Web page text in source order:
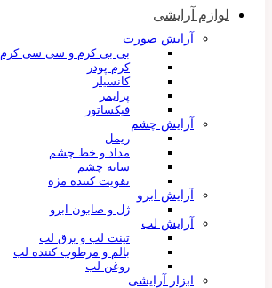
لوازم آرایشی
آرایش صورت
بی بی کرم و سی سی کرم
کرم پودر
کانسیلر
پرایمر
فیکساتور
آرایش چشم
ریمل
مداد و خط چشم
سایه چشم
تقویت کننده مژه
آرایش ابرو
ژل و صابون ابرو
آرایش لب
تینت لب و برق لب
بالم و مرطوب کننده لب
روغن لب
ابزار آرایشی